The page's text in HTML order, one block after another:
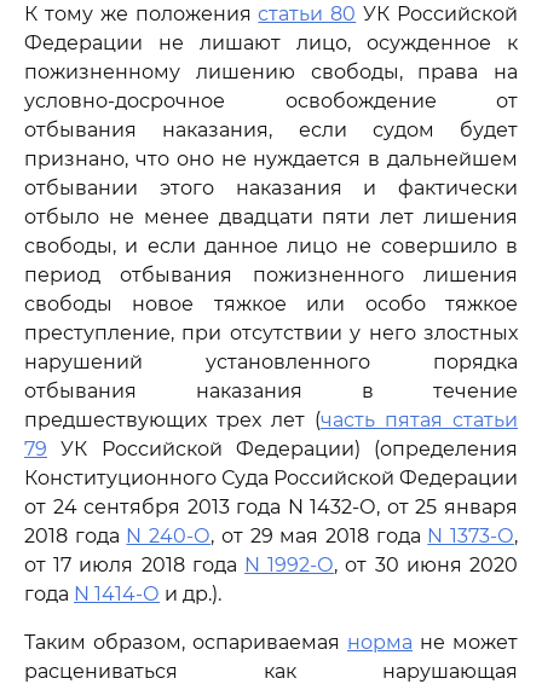
К тому же положениястатьи 80 УК Российской
Федерации не лишают лицо, осужденное к
пожизненному лишению свободы, права на
условно-досрочное освобождение от
отбывания наказания, если судом будет
признано, что оно не нуждается в дальнейшем
отбывании этого наказания и фактически
отбыло не менее двадцати пяти лет лишения
свободы, и если данное лицо не совершило в
период отбывания пожизненного лишения
свободы новое тяжкое или особо тяжкое
преступление, при отсутствии у него злостных
нарушений установленного порядка
отбывания наказания в течение
предшествующих трех лет (часть пятая статьи
79 УК Российской Федерации) (определения
Конституционного Суда Российской Федерации
от 24 сентября 2013 года N 1432-О, от 25 января
2018 года N 240-О, от 29 мая 2018 года N 1373-О,
от 17 июля 2018 года N 1992-О, от 30 июня 2020
года N 1414-О и др.).
Таким образом, оспариваемая норма не может
расцениваться как нарушающая